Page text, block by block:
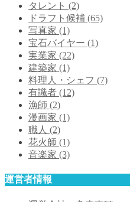
タレント (2)
ドラフト候補 (65)
写真家 (1)
宝石バイヤー (1)
実業家 (22)
建築家 (1)
料理人・シェフ (7)
有識者 (12)
漁師 (2)
漫画家 (1)
職人 (2)
花火師 (1)
音楽家 (3)
運営者情報